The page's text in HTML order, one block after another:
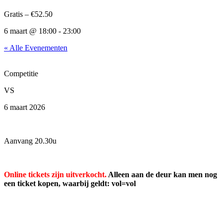
Gratis – €52.50
6 maart @ 18:00 - 23:00
« Alle Evenementen
Competitie
VS
6 maart 2026
Aanvang 20.30u
Online tickets zijn uitverkocht. Alleen aan de deur kan men nog
een ticket kopen, waarbij geldt: vol=vol